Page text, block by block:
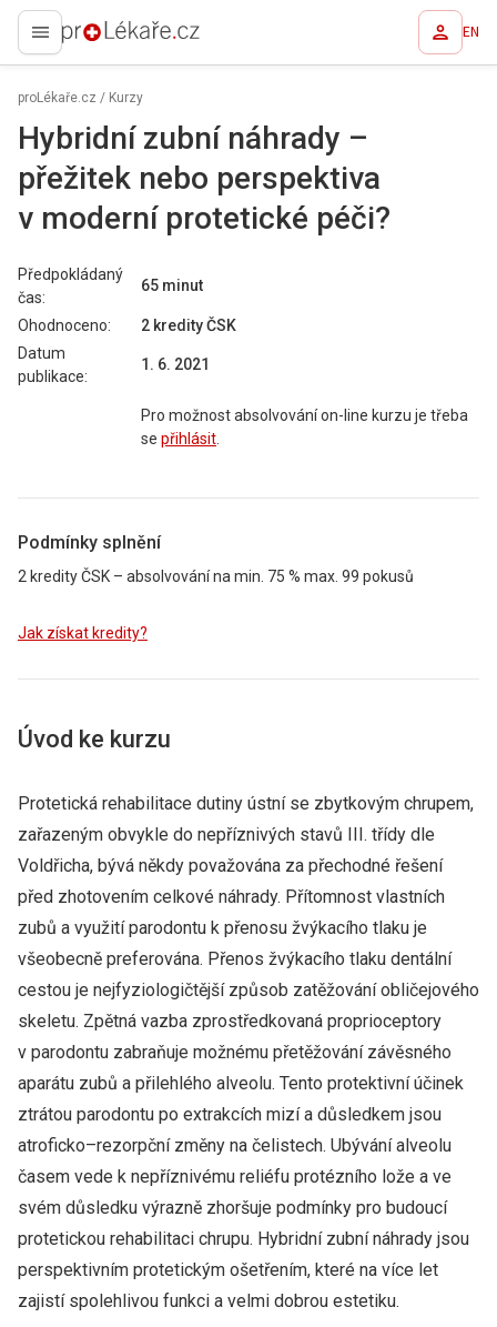
proLékaře.cz EN
proLékaře.cz / Kurzy
Hybridní zubní náhrady –
přežitek nebo perspektiva
v moderní protetické péči?
Předpokládaný
čas:
65 minut
Ohodnoceno: 2 kredityČSK
Datum
publikace:
1. 6. 2021
Pro možnost absolvování on-line kurzu je třeba
se přihlásit
Podmínky splnění
2 kredityČSK – absolvování na min. 75 % max. 99 pokusů
Jak získat kredity?
Úvod ke kurzu
Protetická rehabilitace dutiny ústní se zbytkovým chrupem,
zařazeným obvykle do nepříznivých stavů III. třídy dle
Voldřicha, bývá někdy považována za přechodné řešení
před zhotovením celkové náhrady. Přítomnost vlastních
zubů a využití parodontu k přenosu žvýkacího tlaku je
všeobecně preferována. Přenos žvýkacího tlaku dentální
cestou je nejfyziologičtější způsob zatěžování obličejového
skeletu. Zpětná vazba zprostředkovaná proprioceptory
v parodontu zabraňuje možnému přetěžování závěsného
aparátu zubů a přilehlého alveolu. Tento protektivní účinek
ztrátou parodontu po extrakcích mizí a důsledkem jsou
atroficko–rezorpční změny na čelistech. Ubývání alveolu
časem vede k nepříznivému reliéfu protézního lože a ve
svém důsledku výrazně zhoršuje podmínky pro budoucí
protetickou rehabilitaci chrupu. Hybridní zubní náhrady jsou
perspektivním protetickým ošetřením, které na více let
zajistí spolehlivou funkci a velmi dobrou estetiku.